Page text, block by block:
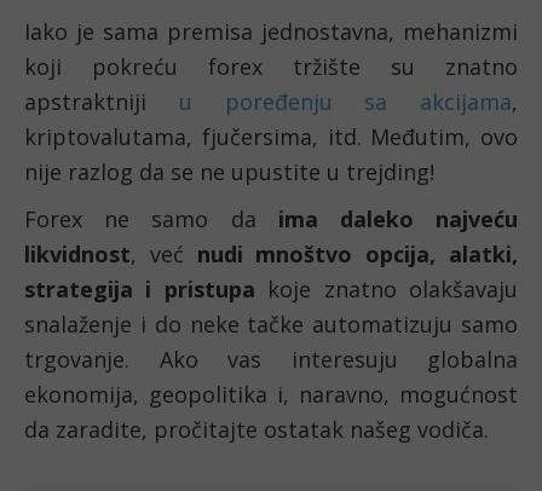
Iako je sama premisa jednostavna, mehanizmi
koji pokreću forex tržište su znatno
apstraktniji u poređenju sa akcijama,
kriptovalutama, fjučersima, itd. Međutim, ovo
nije razlog da se ne upustite u trejding!
Forex ne samo da ima daleko najveću
likvidnost, već nudi mnoštvo opcija, alatki,
strategija i pristupa koje znatno olakšavaju
snalaženje i do neke tačke automatizuju samo
trgovanje. Ako vas interesuju globalna
ekonomija, geopolitika i, naravno, mogućnost
da zaradite, pročitajte ostatak našeg vodiča.